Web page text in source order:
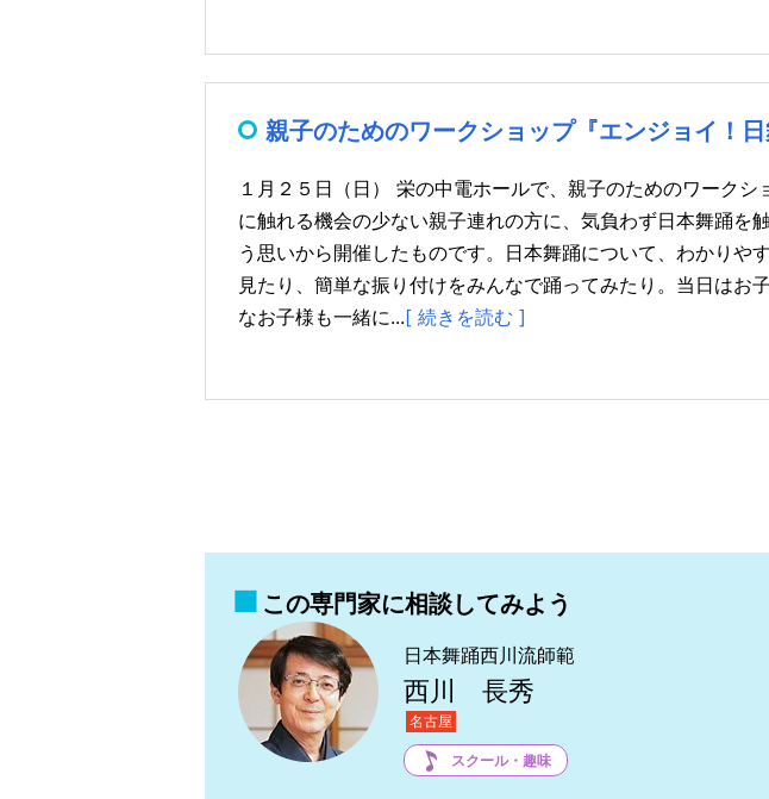
親子のためのワークショップ『エンジョイ！
１月２５日（日） 栄の中電ホールで、親子のためのワーク
に触れる機会の少ない親子連れの方に、気負わず日本舞踊を
う思いから開催したものです。日本舞踊について、わかりや
見たり、簡単な振り付けをみんなで踊ってみたり。当日はお
なお子様も一緒に...[ 続きを読む ]
この専門家に相談してみよう
日本舞踊西川流師範
西川 長秀
名古屋
スクール・趣味